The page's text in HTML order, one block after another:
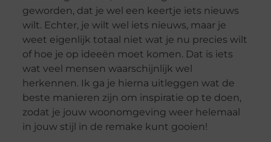
geworden, dat je wel een keertje iets nieuws
wilt. Echter, je wilt wel iets nieuws, maar je
weet eigenlijk totaal niet wat je nu precies wilt
of hoe je op ideeën moet komen. Dat is iets
wat veel mensen waarschijnlijk wel
herkennen. Ik ga je hierna uitleggen wat de
beste manieren zijn om inspiratie op te doen,
zodat je jouw woonomgeving weer helemaal
in jouw stijl in de remake kunt gooien!